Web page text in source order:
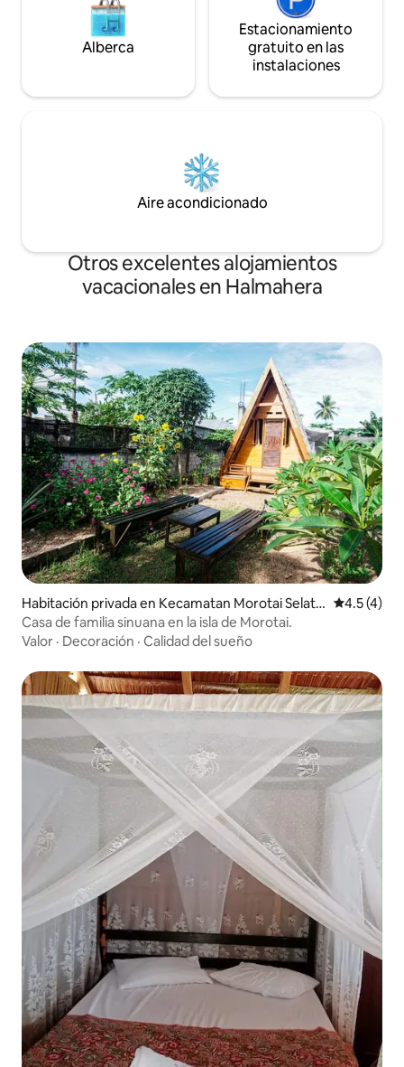
Alberca
Estacionamiento
gratuito en las
instalaciones
Aire acondicionado
Otros excelentes alojamientos
vacacionales en Halmahera
Habitación privada en Kecamatan Morotai Selata
n
4.5 (4)
Casa de familia sinuana en la isla de Morotai.
Valor · Decoración · Calidad del sueño